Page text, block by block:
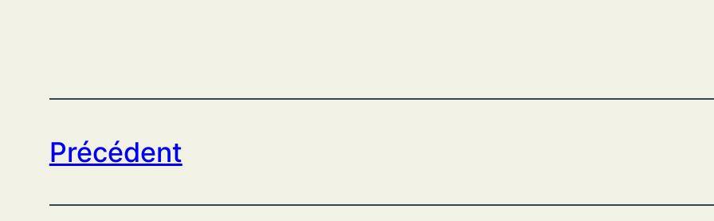
Précédent